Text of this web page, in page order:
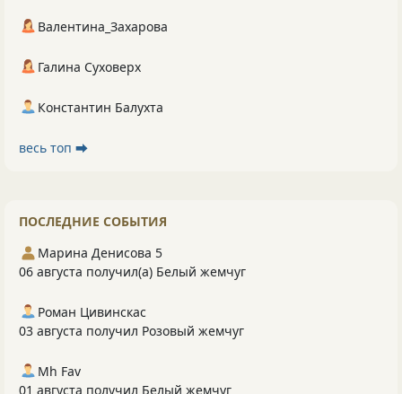
Валентина_Захарова
Галина Суховерх
Константин Балухта
весь топ ⮕
ПОСЛЕДНИЕ СОБЫТИЯ
Марина Денисова 5
06 августа получил(а) Белый жемчуг
Роман Цивинскас
03 августа получил Розовый жемчуг
Mh Fav
01 августа получил Белый жемчуг